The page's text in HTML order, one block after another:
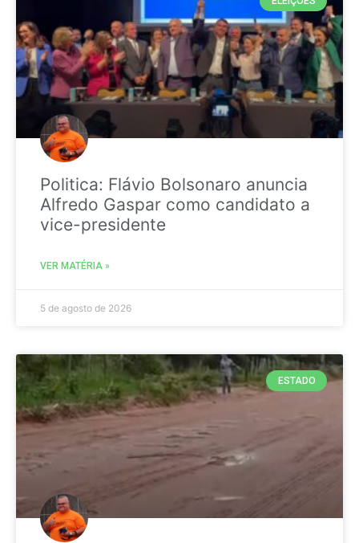
Politica: Flávio Bolsonaro anuncia
Alfredo Gaspar como candidato a
vice-presidente
VER MATÉRIA »
5 de agosto de 2026
ESTADO